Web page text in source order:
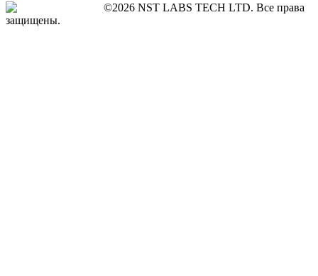
©2026 NST LABS TECH LTD. Все права
защищены.